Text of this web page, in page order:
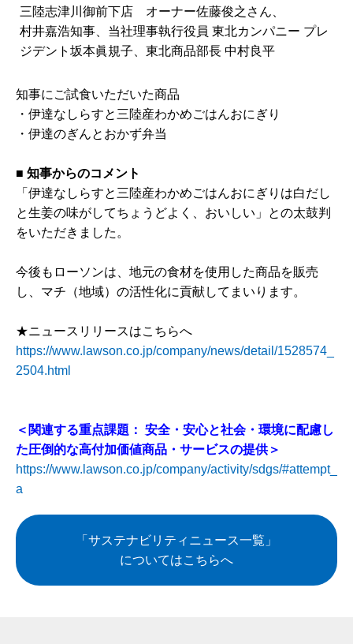
三陸志津川御前下店 オーナー佐藤俊之さん、
村井嘉浩知事、当社理事執行役員 東北カンパニー プレ
ジデント坂本眞規子、東北商品部長 中村良平
知事にご試食いただいた商品
・伊達なしらすと三陸産わかめごはんおにぎり
・伊達のぎんとおかず弁当
■ 知事からのコメント
「伊達なしらすと三陸産わかめごはんおにぎりは白だし
と生姜の味がしてちょうどよく、おいしい」との太鼓判
をいただきました。
今後もローソンは、地元の食材を使用した商品を販売
し、マチ（地域）の活性化に貢献してまいります。
★ニュースリリースはこちらへ
https://www.lawson.co.jp/company/news/detail/1528574_
2504.html
＜関連する重点課題： 安全・安心と社会・環境に配慮し
た圧倒的な高付加価値商品・サービスの提供＞
https://www.lawson.co.jp/company/activity/sdgs/#attempt_
a
「サステナビリティニュース一覧」
についてはこちらへ